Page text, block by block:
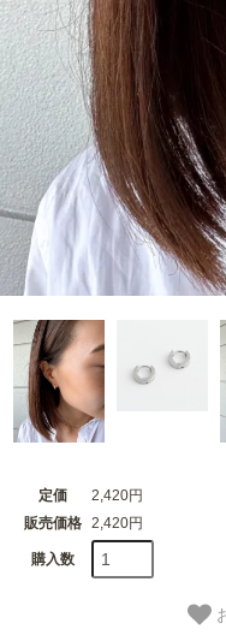
定価
2,420円
販売価格
2,420円
購入数